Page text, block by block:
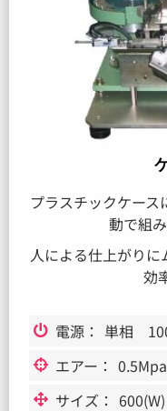
プラスチックケー
動で組
人による仕上がり
効
電源： 単相
エアー： 0.5Mpa
サイズ：